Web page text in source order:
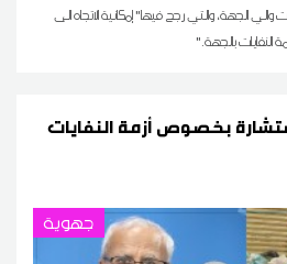
الجهة، والتي رجح فيها" إمكانية الاتجاه الى
النفايات بالجهة."
بخصوص أزمة النفايات
جهوية